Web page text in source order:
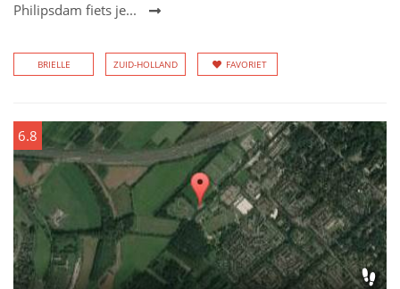
Philipsdam fiets je...
BRIELLE ZUID-HOLLAND FAVORIET
6.8